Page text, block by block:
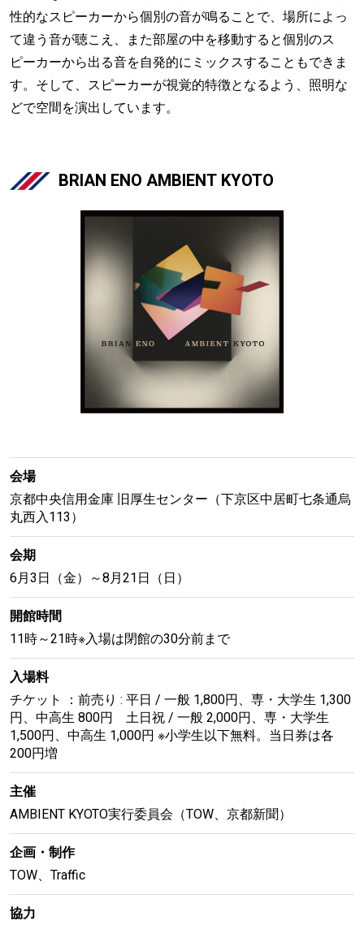
性的なスピーカーから個別の音が鳴ることで、場所によっ
て違う音が聴こえ、また部屋の中を移動すると個別のス
ピーカーから出る音を自発的にミックスすることもできま
す。そして、スピーカーが視覚的特徴となるよう、照明な
どで空間を演出しています。
BRIAN ENO AMBIENT KYOTO
会場
京都中央信用金庫 旧厚生センター（下京区中居町七条通烏
丸西入113）
会期
6月3日（金）～8月21日（日）
開館時間
11時～21時※入場は閉館の30分前まで
入場料
チケット ：前売り : 平日 / 一般 1,800円、専・大学生 1,300
円、中高生 800円 土日祝 / 一般 2,000円、専・大学生
1,500円、中高生 1,000円 ※小学生以下無料。当日券は各
200円増
主催
AMBIENT KYOTO実行委員会（TOW、京都新聞）
企画・制作
TOW、Traffic
協力